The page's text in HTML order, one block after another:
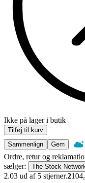
Ikke på lager i butik
Tilføj til kurv
Sammenlign
Gem
Ordre, retur og
sælger:
The Stock
2.03 ud af 5 stjerner.2104